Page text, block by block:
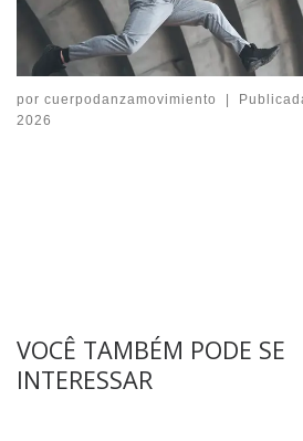
por cuerpodanzamovimiento
2026
VOCÊ TAMBÉM PODE SE
INTERESSAR